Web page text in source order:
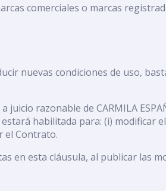
comerciales o marcas
nuevas condiciones de uso,
razonable de CARMILA
habilitada para: (i) modificar
el Contrato.
en esta cláusula, al publicar las